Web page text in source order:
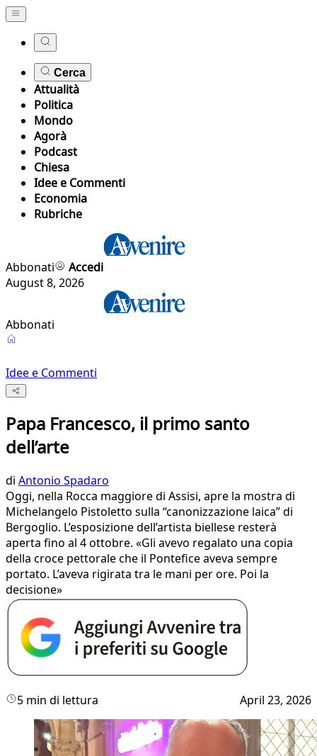
Cerca
Attualità
Politica
Mondo
Agorà
Podcast
Chiesa
Idee e Commenti
Economia
Rubriche
Abbonati
Accedi
August 8, 2026
Abbonati
Idee e Commenti
Papa Francesco, il primo santo
dell’arte
di Antonio Spadaro
Oggi, nella Rocca maggiore di Assisi, apre la mostra di
Michelangelo Pistoletto sulla “canonizzazione laica” di
Bergoglio. L’esposizione dell’artista biellese resterà
aperta fino al 4 ottobre. «Gli avevo regalato una copia
della croce pettorale che il Pontefice aveva sempre
portato. L’aveva rigirata tra le mani per ore. Poi la
decisione»
5 min di lettura April 23, 2026